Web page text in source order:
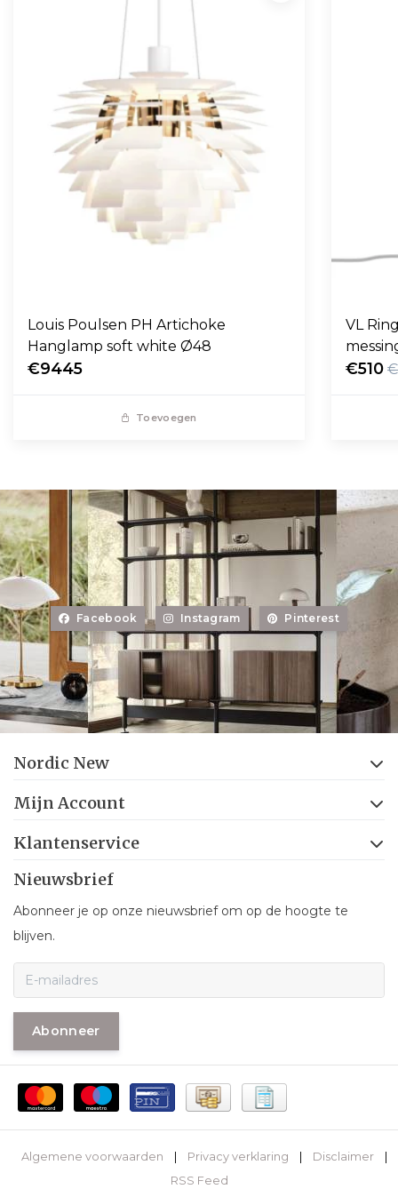
Louis Poulsen PH Artichoke
Hanglamp soft white Ø48
€9445
Toevoegen
VL
€510
Facebook Instagram Pinterest
Nordic New
Mijn Account
Klantenservice
Nieuwsbrief
Abonneer je op onze nieuwsbrief om op de hoogte te
blijven.
Abonneer
Algemene voorwaarden Privacy verklaring Disclaimer
RSS Feed